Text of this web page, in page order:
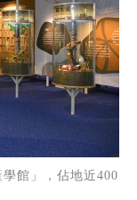
館」，佔地近400